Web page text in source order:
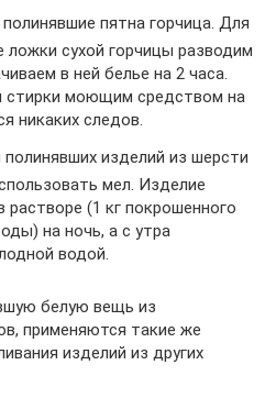
пятна горчица. Для
ложки сухой горчицы разводим
в ней белье на 2 часа.
стирки моющим средством на
никаких следов.
изделий из шерсти
мел. Изделие
растворе (1 кг покрошенного
на ночь, а с утра
водой.
белую вещь из
применяются такие же
изделий из других